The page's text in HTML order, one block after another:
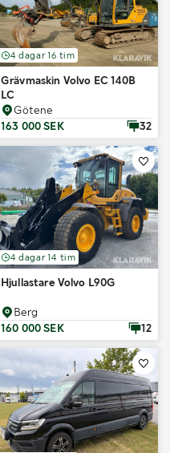
4 dagar 16 tim
Grävmaskin Volvo EC 140B
LC
Götene
163 000 SEK
32
4 dagar 14 tim
Hjullastare Volvo L90G
Berg
160 000 SEK
12